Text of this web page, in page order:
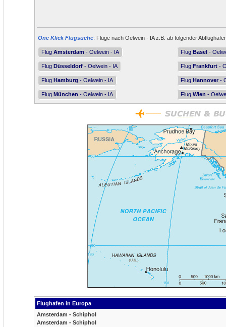
One Klick Flugsuche: Flüge nach Oelwein - IA z.B. ab folgender
Flug Amsterdam - Oelwein - IA Flug Basel -
Flug Düsseldorf - Oelwein - IA Flug Frankfurt -
Flug Hamburg - Oelwein - IA Flug Hannover -
Flug München - Oelwein - IA Flug Wien -
Flughafen in Europa
Amsterdam - Schiphol
Amsterdam - Schiphol